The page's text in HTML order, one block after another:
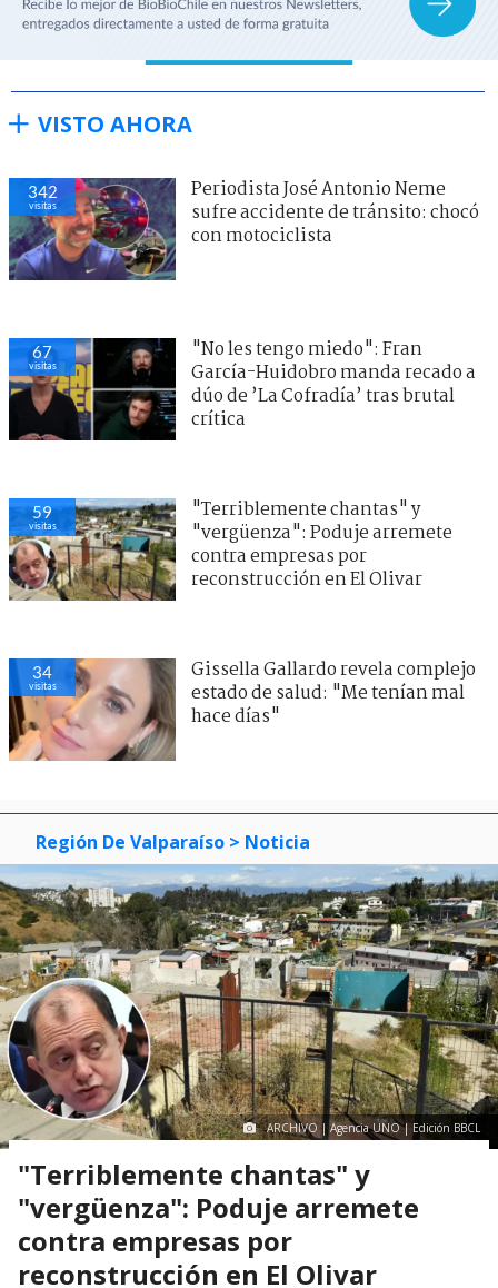
VISTO AHORA
342
visitas
Periodista José Antonio Neme
sufre accidente de tránsito: chocó
con motociclista
67
visitas
"No les tengo miedo": Fran
García-Huidobro manda recado a
dúo de ’La Cofradía’ tras brutal
crítica
59
visitas
"Terriblemente chantas" y
"vergüenza": Poduje arremete
contra empresas por
reconstrucción en El Olivar
34
visitas
Gissella Gallardo revela complejo
estado de salud: "Me tenían mal
hace días"
Región De Valparaíso > Noticia
ARCHIVO | Agencia UNO | Edición BBCL
"Terriblemente chantas" y
"vergüenza": Poduje arremete
contra empresas por
reconstrucción en El Olivar